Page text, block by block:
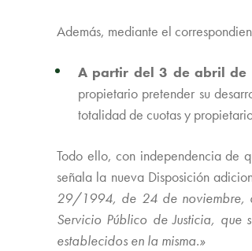
Además, mediante el
A partir del 3 de abril de
propietario pretender su
totalidad de cuotas y
Todo ello, con independencia de
señala la nueva Disposición
29/1994, de 24 de noviembre,
Servicio Público de Justicia,
establecidos en la misma.»